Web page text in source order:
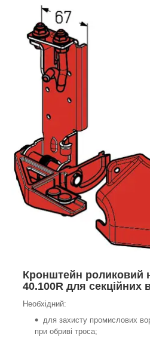
Кронштейн роликовий
40.100R для секційних
Необхідний:
для захисту промислових
при обриві троса;